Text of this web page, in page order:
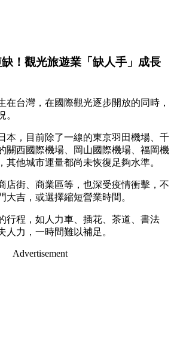
！觀光旅遊業「缺人手」成長
在台灣，在國際觀光逐步開放的同時，
。
本，目前除了一線的東京羽田機場、千
關西國際機場、岡山國際機場、福岡機
其他城市運量都尚未恢復足夠水準。
店街、商業區等，也深受疫情衝擊，不
大吉，或選擇縮短營業時間。
行程，如人力車、插花、茶道、書法
人力，一時間難以補足。
Advertisement